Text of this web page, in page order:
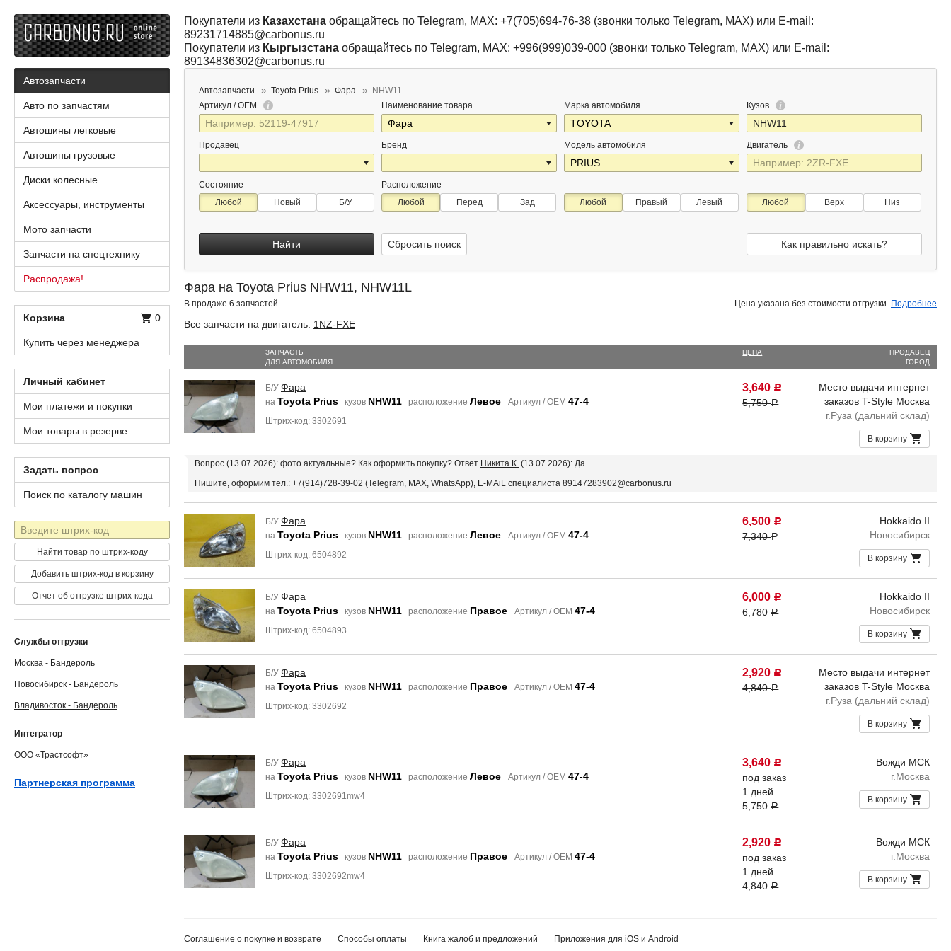
Покупатели из Казахстана обращайтесь по Telegram, MAX: +7(705)694-76-38 (звонки только Telegram, MAX) или E-mail:
89231714885@carbonus.ru
Покупатели из Кыргызстана обращайтесь по Telegram, MAX: +996(999)039-000 (звонки только Telegram, MAX) или E-mail:
89134836302@carbonus.ru
Автозапчасти Toyota Prius Фара
NHW11
Артикул / OEM
Продавец
Наименование товара
Бренд
Марка автомобиля
Модель автомобиля
Кузов
Двигатель
Состояние
Любой
Новый Б/У
Расположение
Любой
Перед Зад Любой Правый Левый Любой Верх Низ
Найти Сбросить поиск Как правильно искать?
Фара на Toyota Prius NHW11, NHW11L
В продаже 6 запчастей Цена указана без стоимости отгрузки. Подробнее
Все запчасти на двигатель: 1NZ-FXE
ЗАПЧАСТЬ
ДЛЯ АВТОМОБИЛЯ
ЦЕНА
ПРОДАВЕЦ
ГОРОД
Б/У Фара
на Toyota Prius кузов NHW11 расположение Левое Артикул / OEM 47-4
Штрих-код: 3302691
3,640 Р
5,750Р
Место выдачи интернет
заказов T-Style Москва
г.Руза (дальний склад)
В корзину
Вопрос (13.07.2026): фото актуальные? Как оформить покупку? Ответ Никита К. (13.07.2026): Да
Пишите, оформим тел.: +7(914)728-39-02 (Telegram, MAX, WhatsApp), E-MAiL специалиста 89147283902@carbonus.ru
Б/У Фара
на Toyota Prius кузов NHW11 расположение Левое Артикул / OEM 47-4
Штрих-код: 6504892
6,500 Р
7,340Р
Hokkaido II
Новосибирск
В корзину
Б/У Фара
на Toyota Prius кузов NHW11 расположение Правое Артикул / OEM 47-4
Штрих-код: 6504893
6,000 Р
6,780Р
Hokkaido II
Новосибирск
В корзину
Б/У Фара
на Toyota Prius кузов NHW11 расположение Правое Артикул / OEM 47-4
Штрих-код: 3302692
2,920 Р
4,840Р
Место выдачи интернет
заказов T-Style Москва
г.Руза (дальний склад)
В корзину
Б/У Фара
на Toyota Prius кузов NHW11 расположение Левое Артикул / OEM 47-4
Штрих-код: 3302691mw4
3,640 Р
под заказ
1 дней
5,750Р
Вожди МСК
г.Москва
В корзину
Б/У Фара
на Toyota Prius кузов NHW11 расположение Правое Артикул / OEM 47-4
Штрих-код: 3302692mw4
2,920 Р
под заказ
1 дней
4,840Р
Вожди МСК
г.Москва
В корзину
Автозапчасти
Авто по запчастям
Автошины легковые
Автошины грузовые
Диски колесные
Аксессуары, инструменты
Мото запчасти
Запчасти на спецтехнику
Распродажа!
Корзина 0
Купить через менеджера
Личный кабинет
Мои платежи и покупки
Мои товары в резерве
Задать вопрос
Поиск по каталогу машин
Штрих-
код
Найти товар по штрих-коду
Добавить штрих-код в корзину
Отчет об отгрузке штрих-кода
Службы отгрузки
Москва - Бандероль
Новосибирск - Бандероль
Владивосток - Бандероль
Интегратор
ООО «Трастсофт»
Партнерская программа
Соглашение о покупке и возврате Способы оплаты Книга жалоб и предложений Приложения для iOS и Android